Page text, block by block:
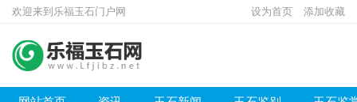
欢迎来到乐福玉石门户网 设为首页 添加收藏